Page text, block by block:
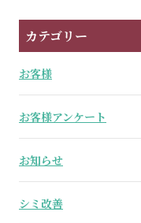
カテゴリー
お客様
お客様アンケート
お知らせ
シミ改善